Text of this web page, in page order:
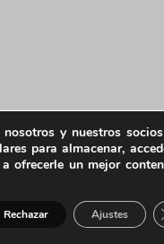
nosotros y nuestros
para almacenar,
ofrecerle un mejor
Rechazar Ajustes